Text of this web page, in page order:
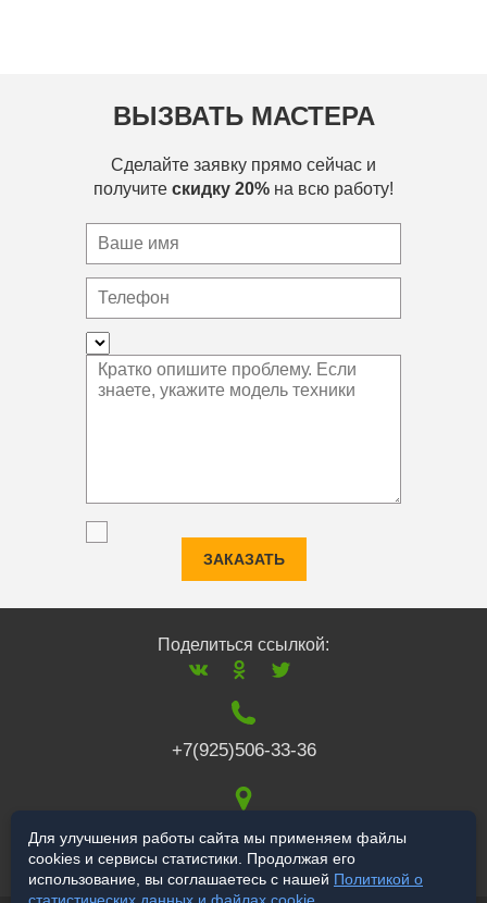
ВЫЗВАТЬ МАСТЕРА
Сделайте заявку прямо сейчас и
получите скидку 20% на всю работу!
ЗАКАЗАТЬ
Поделиться ссылкой:
+7(925)506-33-36
117519,г. Москва,
Варшавское ш., 132
Для улучшения работы сайта мы применяем файлы
cookies и сервисы статистики. Продолжая его
использование, вы соглашаетесь с нашей Политикой о